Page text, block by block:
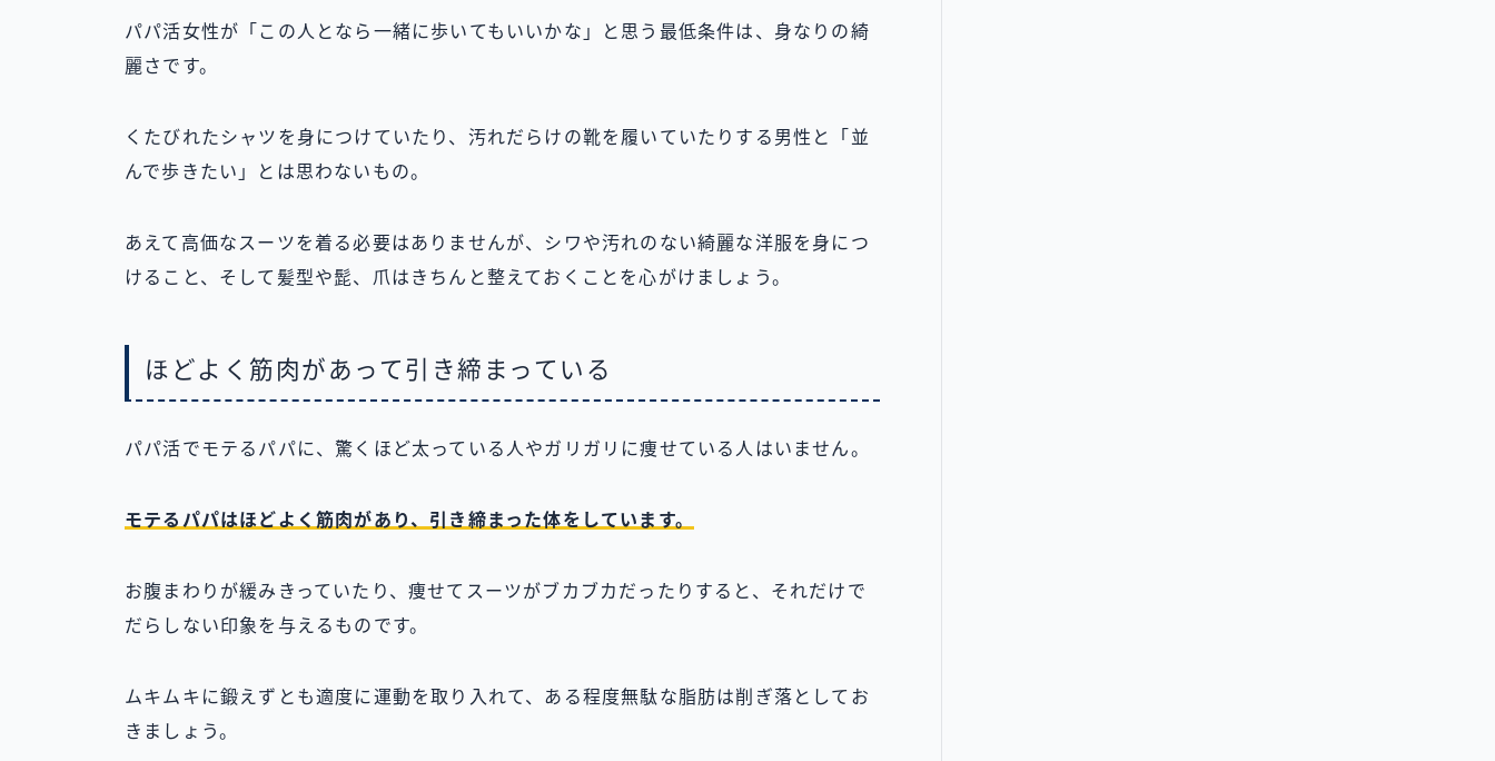
パパ活女性が「この人となら一緒に歩いてもいいかな」と思う最低条件は、身なりの綺
麗さです。
くたびれたシャツを身につけていたり、汚れだらけの靴を履いていたりする男性と「並
んで歩きたい」とは思わないもの。
あえて高価なスーツを着る必要はありませんが、シワや汚れのない綺麗な洋服を身につ
けること、そして髪型や髭、爪はきちんと整えておくことを心がけましょう。
ほどよく筋肉があって引き締まっている
パパ活でモテるパパに、驚くほど太っている人やガリガリに痩せている人はいません。
モテるパパはほどよく筋肉があり、引き締まった体をしています。
お腹まわりが緩みきっていたり、痩せてスーツがブカブカだったりすると、それだけで
だらしない印象を与えるものです。
ムキムキに鍛えずとも適度に運動を取り入れて、ある程度無駄な脂肪は削ぎ落としてお
きましょう。